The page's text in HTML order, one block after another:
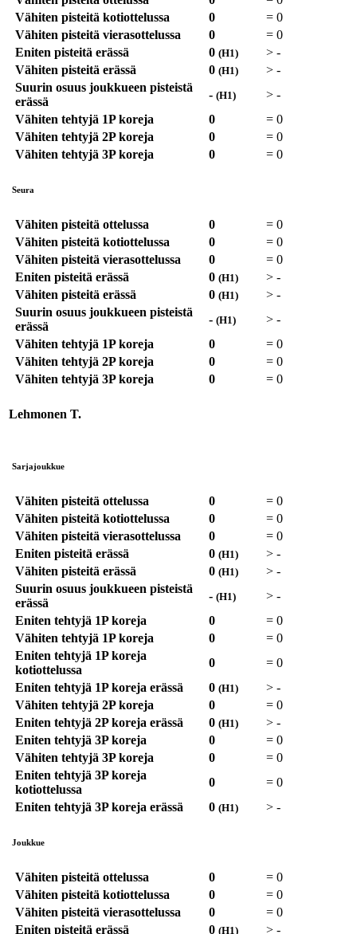
Vähiten pisteitä kotiottelussa
0 = 0
Vähiten pisteitä vierasottelussa
0 = 0
Eniten pisteitä erässä
0 (H1) > -
Vähiten pisteitä erässä
0 (H1) > -
Suurin osuus joukkueen pisteistä
erässä
- (H1) > -
Vähiten tehtyjä 1P koreja
0 = 0
Vähiten tehtyjä 2P koreja
0 = 0
Vähiten tehtyjä 3P koreja
0 = 0
Seura
Vähiten pisteitä ottelussa 0 = 0
Vähiten pisteitä kotiottelussa
0 = 0
Vähiten pisteitä vierasottelussa
0 = 0
Eniten pisteitä erässä
0 (H1) > -
Vähiten pisteitä erässä
0 (H1) > -
Suurin osuus joukkueen pisteistä
erässä
- (H1) > -
Vähiten tehtyjä 1P koreja
0 = 0
Vähiten tehtyjä 2P koreja
0 = 0
Vähiten tehtyjä 3P koreja
0 = 0
Lehmonen T.
Sarjajoukkue
Vähiten pisteitä ottelussa 0 = 0
Vähiten pisteitä kotiottelussa
0 = 0
Vähiten pisteitä vierasottelussa
0 = 0
Eniten pisteitä erässä
0 (H1) > -
Vähiten pisteitä erässä
0 (H1) > -
Suurin osuus joukkueen pisteistä
erässä
- (H1) > -
Eniten tehtyjä 1P koreja
0 = 0
Vähiten tehtyjä 1P koreja
0 = 0
Eniten tehtyjä 1P koreja
kotiottelussa
0 = 0
Eniten tehtyjä 1P koreja erässä
0 (H1) > -
Vähiten tehtyjä 2P koreja
0 = 0
Eniten tehtyjä 2P koreja erässä
0 (H1) > -
Eniten tehtyjä 3P koreja
0 = 0
Vähiten tehtyjä 3P koreja
0 = 0
Eniten tehtyjä 3P koreja
kotiottelussa
0 = 0
Eniten tehtyjä 3P koreja erässä
0 (H1) > -
Joukkue
Vähiten pisteitä ottelussa 0 = 0
Vähiten pisteitä kotiottelussa
0 = 0
Vähiten pisteitä vierasottelussa
0 = 0
Eniten pisteitä erässä
0 (H1) > -